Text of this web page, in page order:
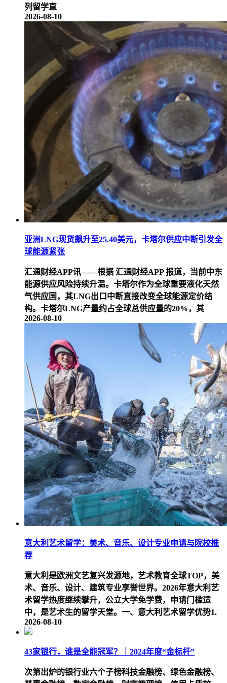
列留学直
2026-08-10
亚洲LNG现货飙升至25.40美元，卡塔尔供应中断引发全
球能源紧张
汇通财经APP讯——根据 汇通财经APP 报道，当前中东
能源供应风险持续升温。卡塔尔作为全球重要液化天然
气供应国，其LNG出口中断直接改变全球能源定价结
构。卡塔尔LNG产量约占全球总供应量的20%，其
2026-08-10
意大利艺术留学：美术、音乐、设计专业申请与院校推
荐
意大利是欧洲文艺复兴发源地，艺术教育全球TOP，美
术、音乐、设计、建筑专业享誉世界。2026年意大利艺
术留学热度继续攀升，公立大学免学费，申请门槛适
中，是艺术生的留学天堂。一、意大利艺术留学优势1.
2026-08-10
43家银行，谁是全能冠军？｜2024年度“金标杆”
次第出炉的银行业六个子榜科技金融榜、绿色金融榜、